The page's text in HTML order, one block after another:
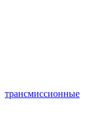
трансмиссионные